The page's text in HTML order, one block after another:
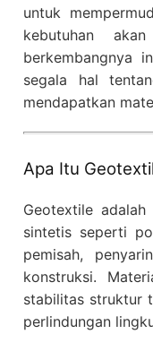
untuk
kebutuhan
berkembangnya
segala hal
mendapatkan
Apa Itu
Geotextile
sintetis seperti
pemisah,
konstruksi.
stabilitas struktur
perlindungan